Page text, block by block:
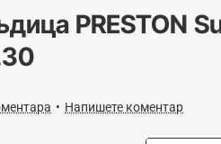
PRESTON
• Напишете коментар